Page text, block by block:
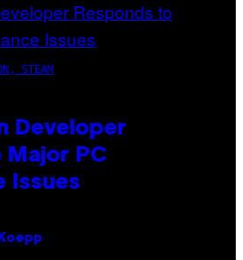
STEAM
Developer
Major PC
Issues